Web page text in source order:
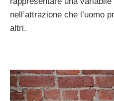
nell’attrazione che l’uomo
altri.